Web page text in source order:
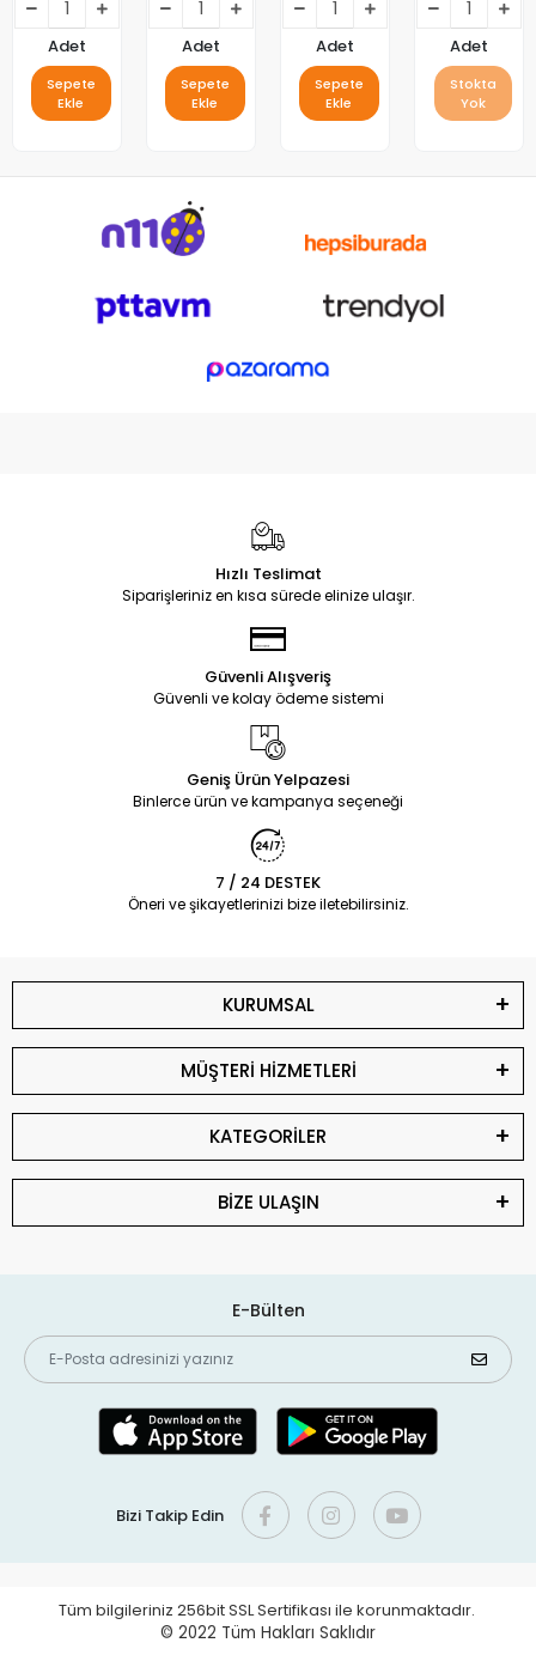
ml
Adet
Sepete
Ekle
Adet
Sepete
Ekle
Püskürtme
1700W
Adet
Sepete
Ekle
Adet
Stokta
Yok
Hızlı Teslimat
Siparişleriniz en kısa sürede elinize ulaşır.
Güvenli Alışveriş
Güvenli ve kolay ödeme sistemi
Geniş Ürün Yelpazesi
Binlerce ürün ve kampanya seçeneği
7 / 24 DESTEK
Öneri ve şikayetlerinizi bize iletebilirsiniz.
KURUMSAL
MÜŞTERİ HİZMETLERİ
KATEGORİLER
BİZE ULAŞIN
E-Bülten
Bizi Takip Edin
Tüm bilgileriniz 256bit SSL Sertifikası ile korunmaktadır.
© 2022 Tüm Hakları Saklıdır